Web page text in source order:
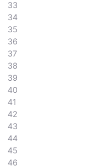
33
34
35
36
37
38
39
40
41
42
43
44
45
46